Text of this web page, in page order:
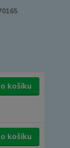
košíku
košíku